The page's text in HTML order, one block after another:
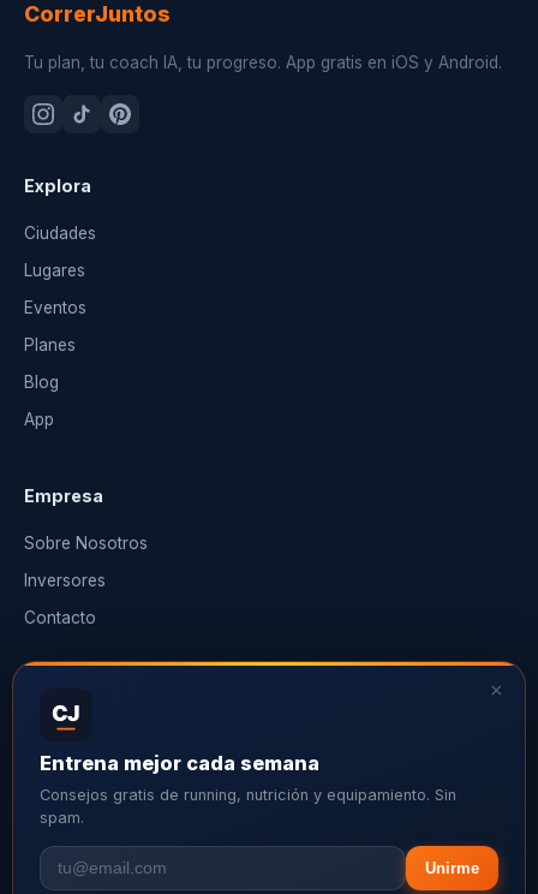
CorrerJuntos
Tu plan, tu coach IA, tu progreso. App gratis en iOS y Android.
Explora
Ciudades
Lugares
Eventos
Planes
Blog
App
Empresa
Sobre Nosotros
Inversores
Contacto
Términos de Uso
Política de Cookies
×
CJ
Entrena mejor cada semana
Consejos gratis de running, nutrición y equipamiento. Sin
spam.
Unirme